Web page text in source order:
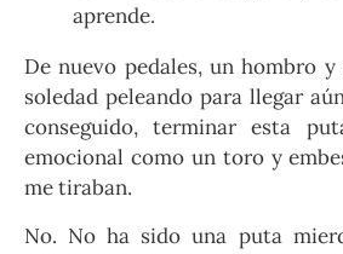
aprende.
De nuevo pedales, un hombro
soledad peleando para llegar
conseguido, terminar esta
emocional como un toro y
me tiraban.
No. No ha sido una puta